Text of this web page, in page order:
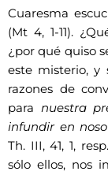
Cuaresma
(Mt 4, 1-11).
¿por qué quiso
este misterio, y
razones de
para nuestra
infundir en
Th. III, 41, 1,
sólo ellos, nos